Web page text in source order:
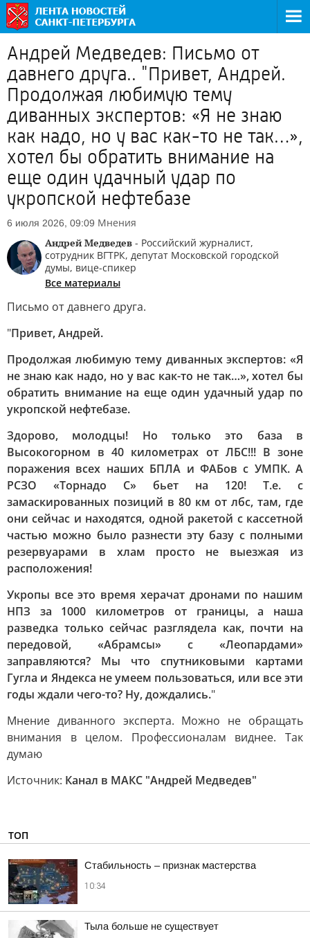
Андрей Медведев: Письмо от
давнего друга.. "Привет, Андрей.
Продолжая любимую тему
диванных экспертов: «Я не знаю
как надо, но у вас как-то не так…»,
хотел бы обратить внимание на
еще один удачный удар по
укропской нефтебазе
6 июля 2026, 09:09 Мнения
Андрей Медведев - Российский журналист,
сотрудник ВГТРК, депутат Московской городской
думы, вице-спикер
Все материалы
Письмо от давнего друга.
"Привет, Андрей.
Продолжая любимую тему диванных экспертов: «Я
не знаю как надо, но у вас как-то не так…», хотел бы
обратить внимание на еще один удачный удар по
укропской нефтебазе.
Здорово, молодцы! Но только это база в
Высокогорном в 40 километрах от ЛБС!!! В зоне
поражения всех наших БПЛА и ФАБов с УМПК. А
РСЗО «Торнадо С» бьет на 120! Т.е. с
замаскированных позиций в 80 км от лбс, там, где
они сейчас и находятся, одной ракетой с кассетной
частью можно было разнести эту базу с полными
резервуарами в хлам просто не выезжая из
расположения!
Укропы все это время херачат дронами по нашим
НПЗ за 1000 километров от границы, а наша
разведка только сейчас разглядела как, почти на
передовой, «Абрамсы» с «Леопардами»
заправляются? Мы что спутниковыми картами
Гугла и Яндекса не умеем пользоваться, или все эти
годы ждали чего-то? Ну, дождались."
Мнение диванного эксперта. Можно не обращать
внимания в целом. Профессионалам виднее. Так
думаю
Источник: Канал в МАКС "Андрей Медведев"
ТОП
Стабильность – признак мастерства
10:34
Тыла больше не существует